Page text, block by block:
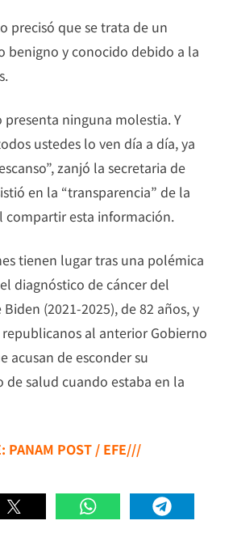
precisó que se trata de un
benigno y conocido debido a la
presenta ninguna molestia. Y
ustedes lo ven día a día, ya
zanjó la secretaria de
en la “transparencia” de la
compartir esta información.
tienen lugar tras una polémica
diagnóstico de cáncer del
(2021-2025), de 82 años, y
al anterior Gobierno
acusan de esconder su
de salud cuando estaba en la
PANAM POST / EFE///